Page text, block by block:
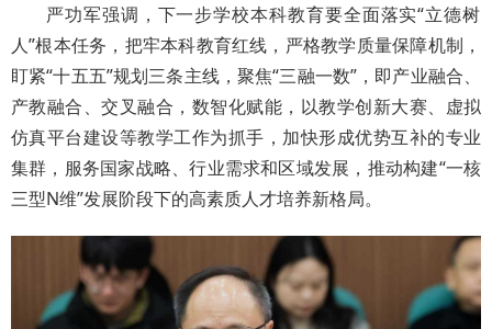
严功军强调，下一步学校本科教育要全面落实“立德树
人”根本任务，把牢本科教育红线，严格教学质量保障机制，
盯紧“十五五”规划三条主线，聚焦“三融一数”，即产业融合、
产教融合、交叉融合，数智化赋能，以教学创新大赛、虚拟
仿真平台建设等教学工作为抓手，加快形成优势互补的专业
集群，服务国家战略、行业需求和区域发展，推动构建“一核
三型N维”发展阶段下的高素质人才培养新格局。